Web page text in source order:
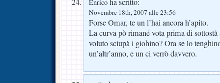
Enrico
Novembre 18th, 2007 alle 23:56
Forse Omar, te un l’hai ancora h’apito.
La curva pò rimané vota prima di sottostà
voluto sciupà i giohino? Ora se lo
un’altr’anno, e un ci verrò davvero.